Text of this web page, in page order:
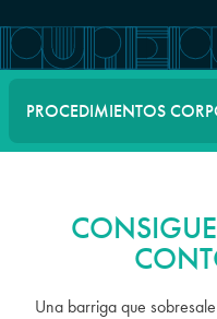
PROCEDIMIENTOS
Una barriga que